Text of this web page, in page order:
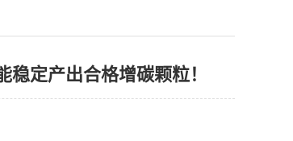
定产出合格增碳颗粒！